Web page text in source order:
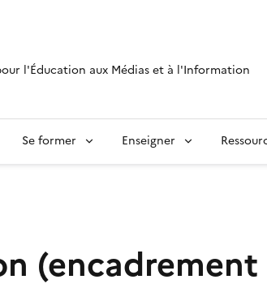
l'Éducation aux Médias et à l'Information
Se former Enseigner
(encadrement